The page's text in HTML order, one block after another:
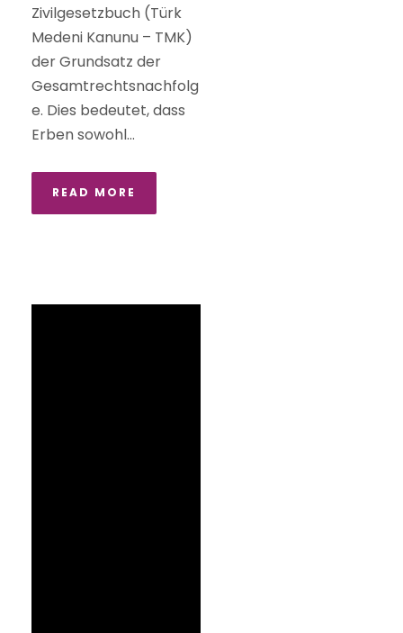
Zivilgesetzbuch (Türk
Medeni Kanunu – TMK)
der Grundsatz der
Gesamtrechtsnachfolg
e. Dies bedeutet, dass
Erben sowohl...
READ MORE